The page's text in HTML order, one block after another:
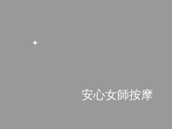
安心女師按摩